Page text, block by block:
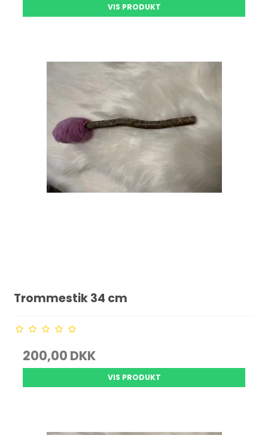
VIS PRODUKT
Trommestik 34 cm
200,00 DKK
VIS PRODUKT